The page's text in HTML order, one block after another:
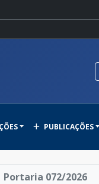
PUBLICAÇÕES
Portaria 072/2026